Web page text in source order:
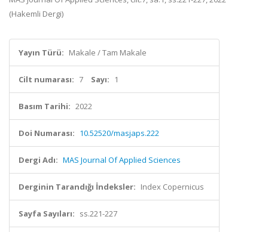
(Hakemli Dergi)
Yayın Türü: Makale / Tam Makale
Cilt numarası: 7 Sayı: 1
Basım Tarihi: 2022
Doi Numarası: 10.52520/masjaps.222
Dergi Adı: MAS Journal Of Applied Sciences
Derginin Tarandığı İndeksler: Index Copernicus
Sayfa Sayıları: ss.221-227